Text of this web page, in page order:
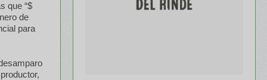
que “$
de
para